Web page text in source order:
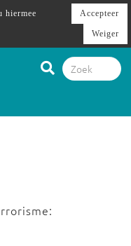
hiermee
Accepteer
Weiger